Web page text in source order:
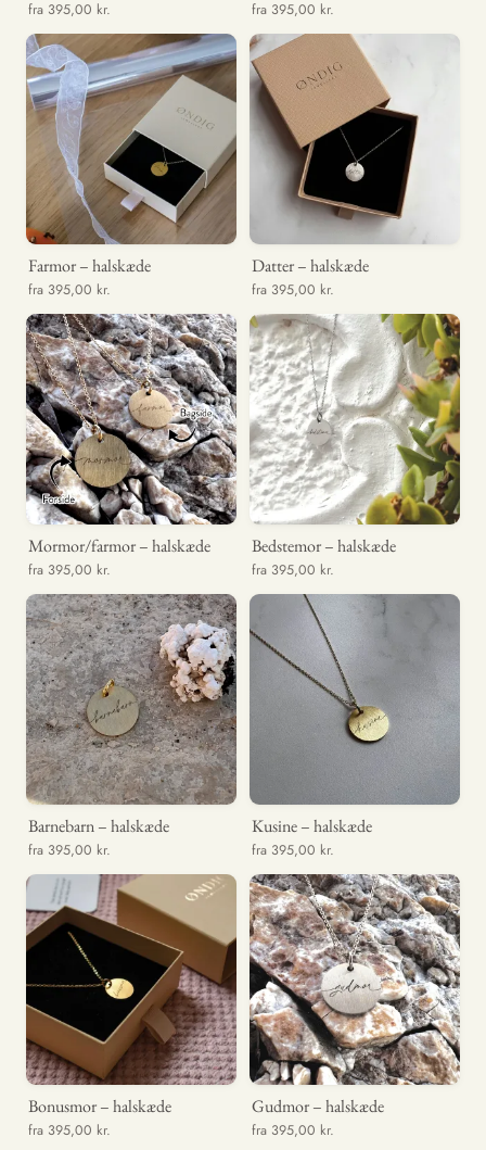
fra 395,00 kr. fra 395,00 kr.
Farmor – halskæde
fra 395,00 kr.
Datter – halskæde
fra 395,00 kr.
Mormor/farmor – halskæde
fra 395,00 kr.
Bedstemor – halskæde
fra 395,00 kr.
Barnebarn – halskæde
fra 395,00 kr.
Kusine – halskæde
fra 395,00 kr.
Bonusmor – halskæde
fra 395,00 kr.
Gudmor – halskæde
fra 395,00 kr.